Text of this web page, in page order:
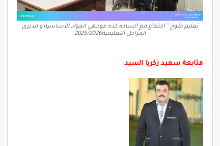
تعليم طوخ ” اجتماع مع الساده كده موجهي المواد الأساسية و مديرى
المراحل التعليمية2025/2026
متابعة سعيد زكريا السيد